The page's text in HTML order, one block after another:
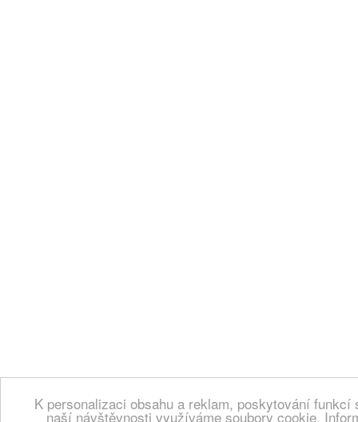
K personalizaci obsahu a reklam, poskytování
naší návštěvnosti využíváme soubory cookie.